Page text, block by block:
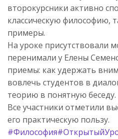
второкурсники активно
классическую философию,
примеры.
На уроке присутствовали
перенимали у Елены
приемы: как удержать
вовлечь студентов в
теорию в понятную беседу.
Все участники отметили
его практическую пользу.
#Философия